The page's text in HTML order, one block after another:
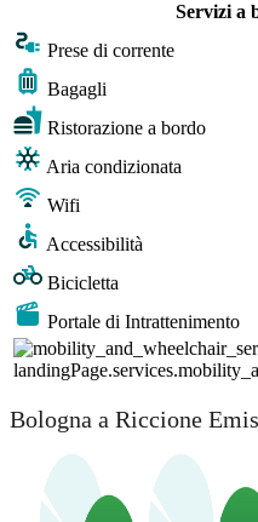
Servizi a
Prese di corrente
Bagagli
Ristorazione a bordo
Aria condizionata
Wifi
Accessibilità
Bicicletta
Portale di Intrattenimento
Bologna a Riccione